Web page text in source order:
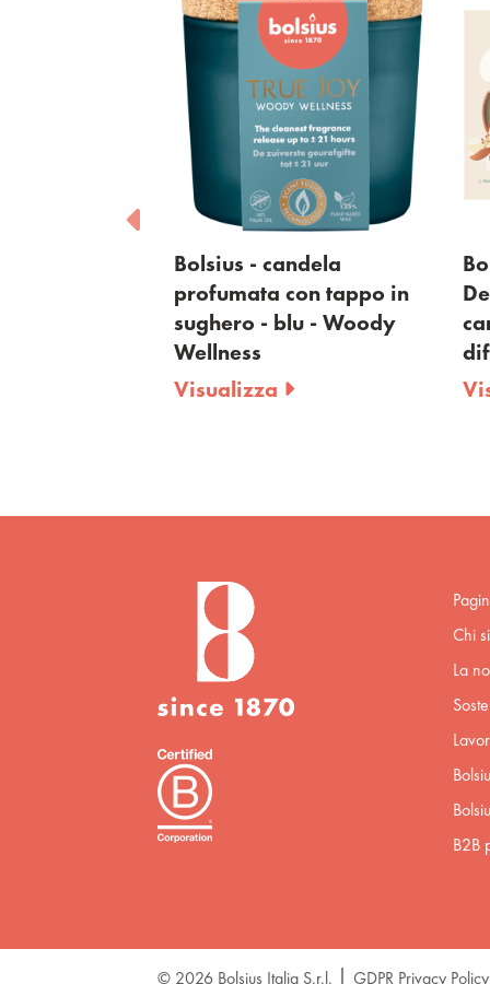
con tappo in
- blu - Woody
Bolsius - True Joy
Delight set regalo -
candela profumata e
diffusore a bastoncini
Visualizza
Chi
La
B2B
© 2026 Bolsius Italia S.r.l. GDPR Privacy Policy